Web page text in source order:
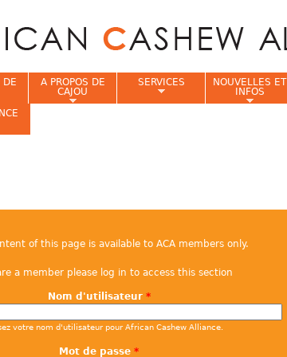
of this page is available to ACA members only.
a member please log in to access this section
Nom d'utilisateur *
votre nom d'utilisateur pour African Cashew Alliance.
Mot de passe *
DE
A PROPOS DE
CAJOU
SERVICES
NOUVELLES ET
INFOS